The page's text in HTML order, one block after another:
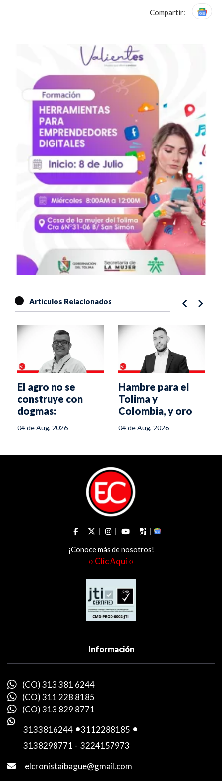
Compartir:
Artículos Relacionados
El agro no se
construye con
dogmas:
gremios e
equipo ganador
04 de Aug, 2026
Hambre para el
Tolima y
Colombia, y oro
04 de Aug, 2026
¡Conoce más de nosotros!
›› Clic Aquí ‹‹
Información
(CO) 313 381 6244
(CO) 311 228 8185
(CO) 313 829 8771
3133816244 -3112288185 -
3138298771 - 3224157973
elcronistaibague@gmail.com